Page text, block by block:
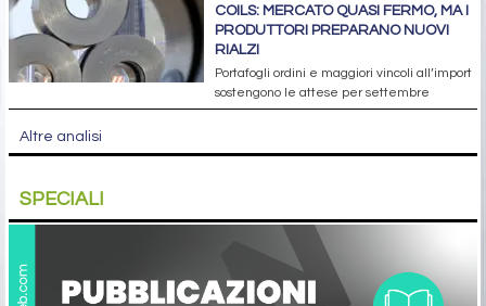
COILS: MERCATO QUASI FERMO, MA I
PRODUTTORI PREPARANO NUOVI
RIALZI
Portafogli ordini e maggiori vincoli all’import
sostengono le attese per settembre
Altre analisi
SPECIALI